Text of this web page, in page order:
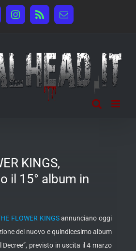
Instagram
Rss Email
KINGS,
il 15° album in
FLOWER KINGSannunciano oggi
del nuovo e quindicesimo album
Decree”, previsto in uscita il 4 marzo